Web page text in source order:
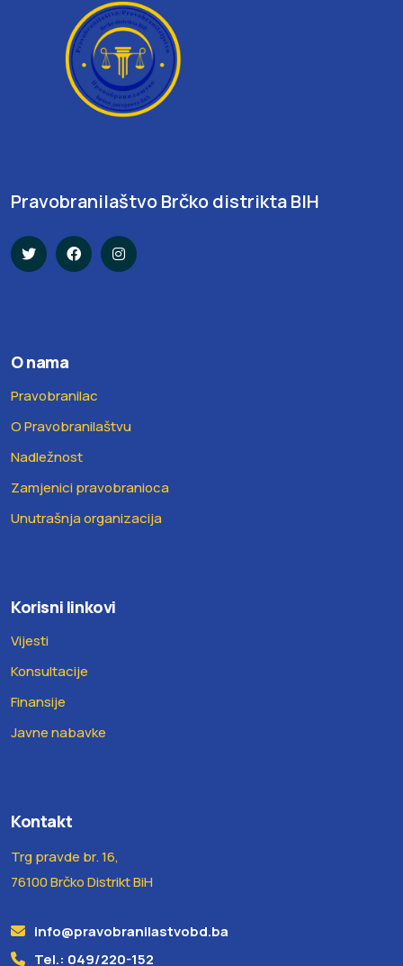
Pravobranilaštvo Brčko distrikta BIH
O nama
Pravobranilac
O Pravobranilaštvu
Nadležnost
Zamjenici pravobranioca
Unutrašnja organizacija
Korisni linkovi
Vijesti
Konsultacije
Finansije
Javne nabavke
Kontakt
Trg pravde br. 16,
76100 Brčko Distrikt BiH
info@pravobranilastvobd.ba
Tel.: 049/220-152